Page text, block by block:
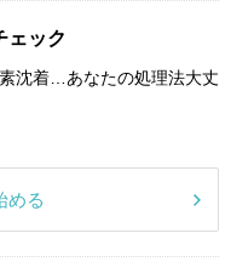
ェック
沈着…あなたの処理法大丈
める